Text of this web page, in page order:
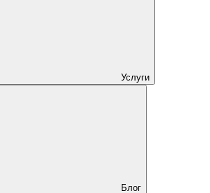
Услуги
Блог